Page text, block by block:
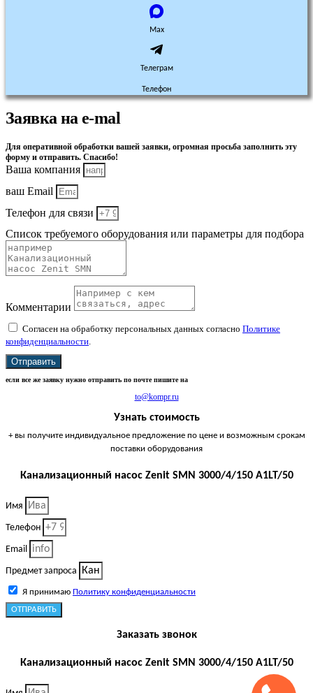
Max
Телеграм
Телефон
Заявка на e-mal
Для оперативной обработки вашей заявки, огромная просьба заполнить эту
форму и отправить. Спасибо!
Ваша компания
ваш Email
Телефон для связи
Список требуемого оборудования или параметры для подбора
Комментарии
Согласен на обработку персональных данных согласно Политике
конфиденциальности
Отправить
если все же заявку нужно отправить по почте пишите на
to@kompr.ru
Узнать стоимость
+ вы получите индивидуальное предложение по цене и возможным срокам
поставки оборудования
Канализационный насос Zenit SMN 3000/4/150 A1LT/50
Имя
Телефон
Email
Предмет запроса
Я принимаю Политику конфиденциальности
ОТПРАВИТЬ
Заказать звонок
Канализационный насос Zenit SMN 3000/4/150 A1LT/50